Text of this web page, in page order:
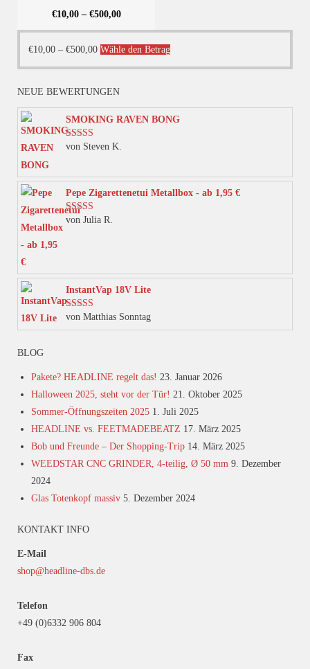
€10,00– €500,00
€10,00 – €500,00 Wähle den BetragDieses
Produkt
Varianten
können
werden
NEUE BEWERTUNGEN
SMOKING RAVEN BONG
Bewertet mit
von Steven K.
Pepe Zigarettenetui Metallbox - ab 1,95 €
Bewertet mit
von Julia R.
InstantVap 18V Lite
Bewertet mit
5von 5
von Matthias Sonntag
BLOG
Pakete? HEADLINE regelt das! 23. Januar 2026
Halloween 2025, steht vor der Tür! 21. Oktober 2025
Sommer-Öffnungszeiten 2025 1. Juli 2025
HEADLINE vs. FEETMADEBEATZ 17. März 2025
Bob und Freunde – Der Shopping-Trip 14. März 2025
WEEDSTAR CNC GRINDER, 4-teilig, Ø 50 mm 9. Dezember
2024
Glas Totenkopf massiv 5. Dezember 2024
KONTAKT INFO
E-Mail
shop@headline-dbs.de
Telefon
+49 (0)6332 906 804
Fax